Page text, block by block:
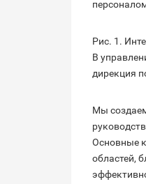
Рис. 1.
В
дирекция
Мы
Основные
областей,